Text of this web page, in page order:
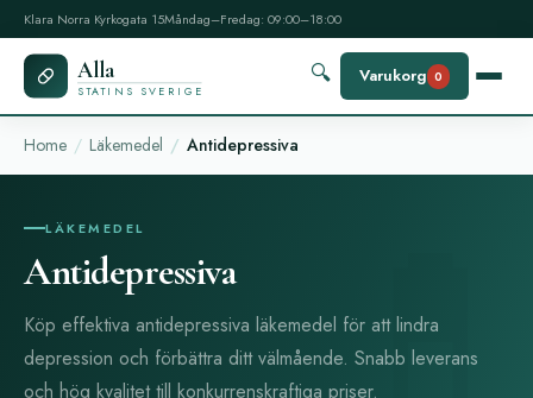
Klara Norra Kyrkogata 15Måndag–Fredag: 09:00–18:00
Alla
STATINS SVERIGE
🔍 Varukorg 0
Home Läkemedel Antidepressiva
LÄKEMEDEL
Antidepressiva
Köp effektiva antidepressiva läkemedel för att lindra
depression och förbättra ditt välmående. Snabb leverans
och hög kvalitet till konkurrenskraftiga priser.